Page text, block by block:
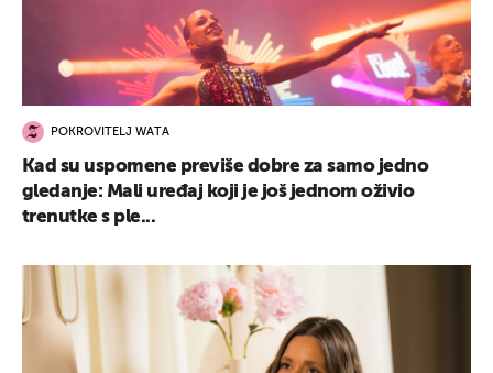
POKROVITELJ WATA
Kad su uspomene previše dobre za samo jedno
gledanje: Mali uređaj koji je još jednom oživio
trenutke s ple...